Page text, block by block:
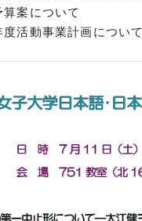
案について
活動事業計画について